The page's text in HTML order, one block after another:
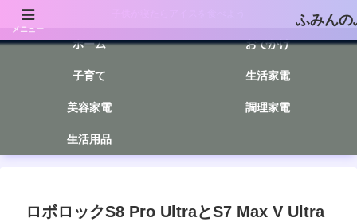
ホーム おでかけ
子育て 生活家電
美容家電 調理家電
生活用品
ロボロックS8 Pro UltraとS7 Max V Ultra
メニュー
ふみんの